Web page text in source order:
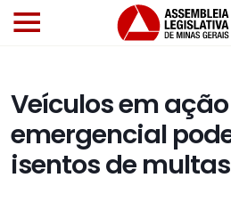
Veículos em ação
emergencial
isentos de multas